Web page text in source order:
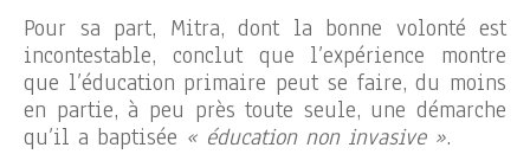
Pour sa part, Mitra, dont la bonne volonté est
incontestable, conclut que l’expérience montre
que l’éducation primaire peut se faire, du moins
en partie, à peu près toute seule, une démarche
qu’il a baptisée « éducation non invasive ».